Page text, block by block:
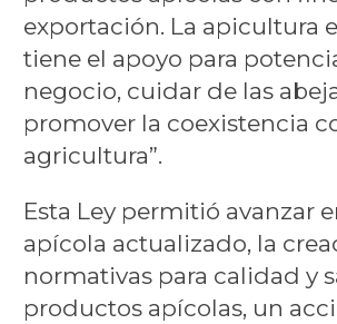
exportación. La apicultura
tiene el apoyo para
negocio, cuidar de las
promover la coexistencia
agricultura”.
Esta Ley permitió avanzar
apícola actualizado, la
normativas para calidad y
productos apícolas, un